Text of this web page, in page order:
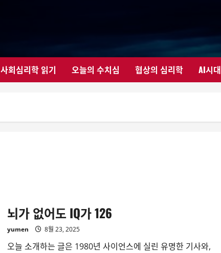
사회심리학 읽기 오늘의 수치심 협상의 심리학 AI시대
뇌가 없어도 IQ가 126
yumen 8월 23, 2025
오늘 소개하는 글은 1980년 사이언스에 실린 유명한 기사와,